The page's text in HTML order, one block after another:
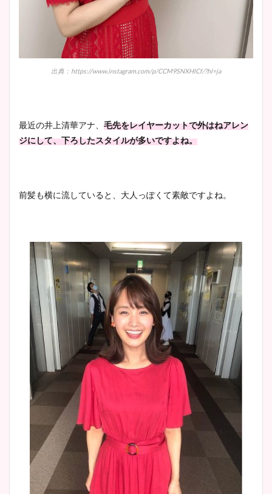
出典：https://www.instagram.com/p/CCM9SNXHlCf/?hl=ja
最近の井上清華アナ、 毛先をレイヤーカットで外はねアレン
ジにして、下ろしたスタイルが多いですよね。
前髪も横に流していると、大人っぽくて素敵ですよね。